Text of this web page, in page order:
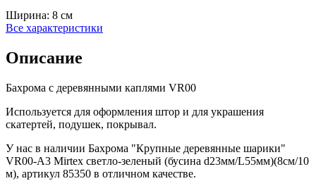
Ширина: 8 см
Все характеристики
Описание
Бахрома с деревянными каплями VR00
Используется для оформления штор и для украшения
скатертей, подушек, покрывал.
У нас в наличии Бахрома "Крупные деревянные шарики"
VR00-A3 Mirtex светло-зеленый (бусина d23мм/L55мм)(8см/10
м), артикул 85350 в отличном качестве.